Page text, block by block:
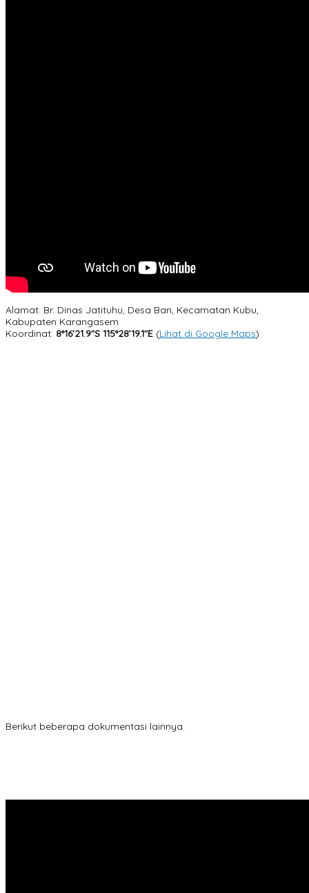
Alamat: Br. Dinas Jatituhu, Desa Ban, Kecamatan Kubu,
Kabupaten Karangasem
Koordinat: 8°16’21.9″S 115°28’19.1″E (Lihat di Google Maps)
Berikut beberapa dokumentasi lainnya.